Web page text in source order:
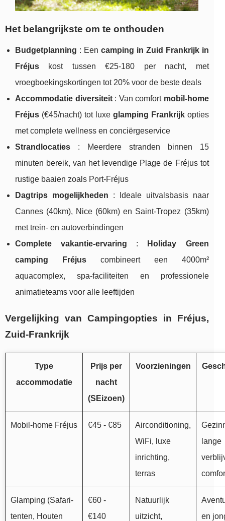
Het belangrijkste om te onthouden
Budgetplanning : Een camping in Zuid Frankrijk in
Fréjus kost tussen €25-180 per nacht, met
vroegboekingskortingen tot 20% voor de beste deals
Accommodatie diversiteit: Van comfort mobil-home
Fréjus (€45/nacht) tot luxe glamping Frankrijkopties
met complete wellness en conciërgeservice
Strandlocaties : Meerdere stranden binnen 15
minuten bereik, van het levendige Plage de Fréjus tot
rustige baaien zoals Port-Fréjus
Dagtrips mogelijkheden : Ideale uitvalsbasis naar
Cannes (40km), Nice (60km) en Saint-Tropez (35km)
met trein- en autoverbindingen
Complete vakantie-ervaring :
Holiday Green
camping Fréjuscombineert een 4000m²
aquacomplex, spa-faciliteiten en professionele
animatieteams voor alle leeftijden
Vergelijking van Campingopties in Fréjus,
Zuid-Frankrijk
Type
accommodatie
Prijs per
nacht
(SEizoen)
Voorzieningen
Mobil-home Fréjus €45 - €85
Airconditioning,
WiFi, luxe
inrichting,
terras
lange
Glamping (Safari-
tenten, Houten
€60 -
€140
Natuurlijk
uitzicht,
en